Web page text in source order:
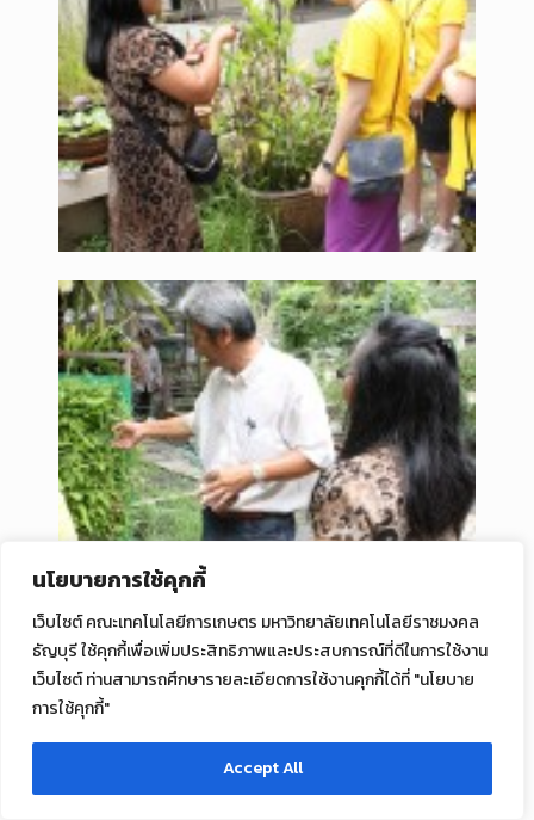
นโยบายการใช้คุกกี้
เว็บไซต์ คณะเทคโนโลยีการเกษตร มหาวิทยาลัยเทคโนโลยีราชมงคล
ธัญบุรี ใช้คุกกี้เพื่อเพิ่มประสิทธิภาพและประสบการณ์ที่ดีในการใช้งาน
เว็บไซต์ ท่านสามารถศึกษารายละเอียดการใช้งานคุกกี้ได้ที่ "นโยบาย
การใช้คุกกี้"
Accept All